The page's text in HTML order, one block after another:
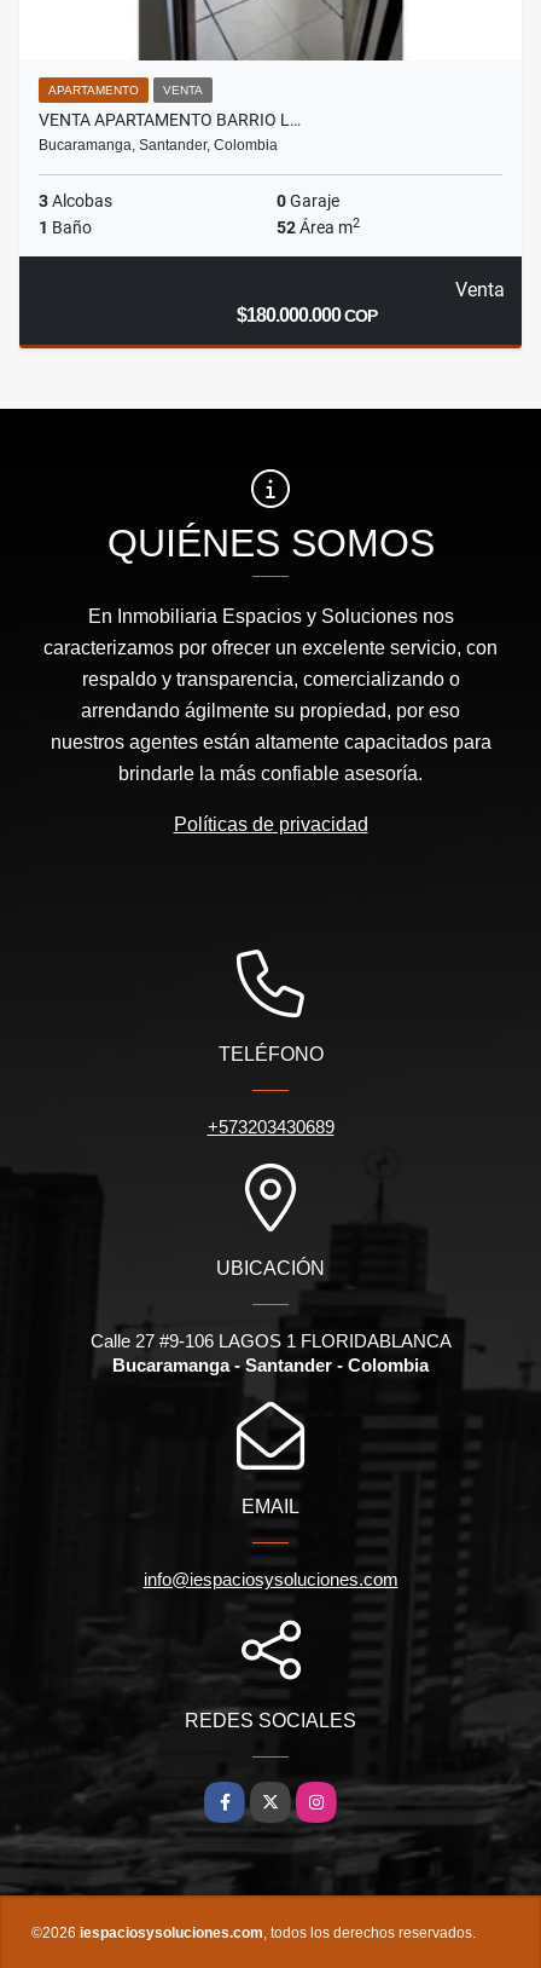
APARTAMENTO VENTA
VENTA APARTAMENTO BARRIO L…
Bucaramanga, Santander, Colombia
3Alcobas 0Garaje
1 Baño 52Área m2
Venta
$180.000.000COP
QUIÉNES SOMOS
En Inmobiliaria Espacios y Soluciones nos
caracterizamos por ofrecer un excelente servicio, con
respaldo y transparencia, comercializando o
arrendando ágilmente su propiedad, por eso
nuestros agentes están altamente capacitados para
brindarle la más confiable asesoría.
Políticas de privacidad
TELÉFONO
+573203430689
UBICACIÓN
Calle 27 #9-106 LAGOS 1 FLORIDABLANCA
Bucaramanga - Santander - Colombia
EMAIL
info@iespaciosysoluciones.com
REDES SOCIALES
Facebook
X Instagram
©2026 iespaciosysoluciones.com, todos los derechos reservados.